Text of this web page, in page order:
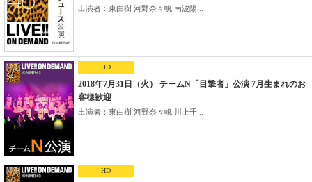
出演者：東由樹 河野奈々帆 南波陽...
HD
2018年7月31日（火） チームN「目撃者」公演 7月生まれのお
客様歓迎
出演者：東由樹 河野奈々帆 川上千...
HD